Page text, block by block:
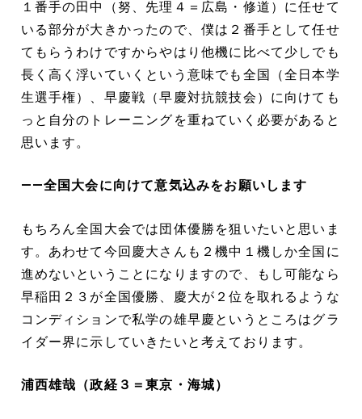
１番手の田中（努、先理４＝広島・修道）に任せて
いる部分が大きかったので、僕は２番手として任せ
てもらうわけですからやはり他機に比べて少しでも
長く高く浮いていくという意味でも全国（全日本学
生選手権）、早慶戦（早慶対抗競技会）に向けても
っと自分のトレーニングを重ねていく必要があると
思います。
――全国大会に向けて意気込みをお願いします
もちろん全国大会では団体優勝を狙いたいと思いま
す。あわせて今回慶大さんも２機中１機しか全国に
進めないということになりますので、もし可能なら
早稲田２３が全国優勝、慶大が２位を取れるような
コンディションで私学の雄早慶というところはグラ
イダー界に示していきたいと考えております。
浦西雄哉（政経３＝東京・海城）